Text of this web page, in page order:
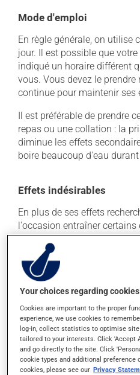
Mode d'emploi
En règle générale, on utilise
jour. Il est possible que
indiqué un horaire différent
vous. Vous devez le
continue pour maintenir ses
Il est préférable de prendre
repas ou une collation : la
diminue les effets
boire beaucoup d'eau
Effets indésirables
En plus de ses effets
l'occasion entraîner
secondaires), notamment :
il peut causer de la
buvez beaucoup, prenez
Chaque personne peut
traitement. Si vous croyez
d'un problème qui vous
mentionné ici ou non,
professionnel(le) de la
à déterminer si votre
cause et, au besoin, vous
Your choices regarding
Cookies are important to the proper
experience, we use cookies to
log-in, collect statistics to optimise
tailored to your interests. Click 'Accept
and go directly to the site. Click
cookie types and additional
cookies, please see our Privacy